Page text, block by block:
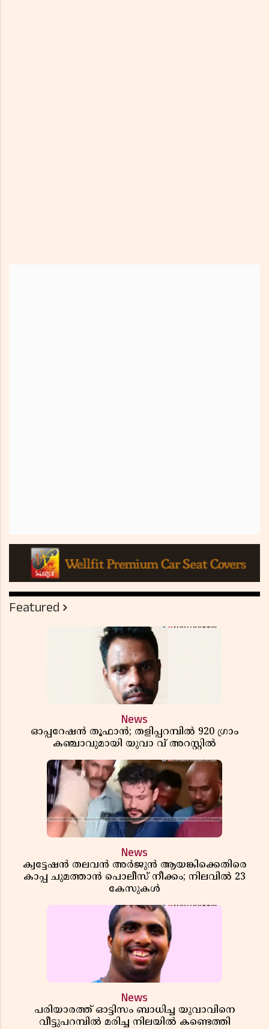
Featured
News
ഓപ്പറേഷൻ തൂഫാൻ; തളിപ്പറമ്പിൽ 920 ഗ്രാം
കഞ്ചാവുമായി യുവാ വ് അറസ്റ്റിൽ
News
ക്വട്ടേഷൻ തലവൻ അർജുൻ ആയങ്കിക്കെതിരെ
കാപ്പ ചുമത്താൻ പൊലീസ് നീക്കം; നിലവിൽ 23
കേസുകൾ
News
പരിയാരത്ത് ഓട്ടിസം ബാധിച്ച യുവാവിനെ
വീട്ടുപറമ്പിൽ മരിച്ച നിലയിൽ കണ്ടെത്തി